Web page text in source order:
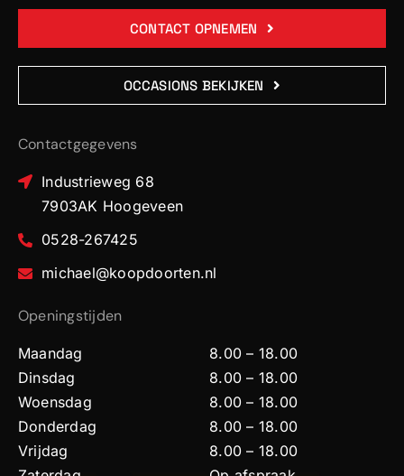
CONTACT OPNEMEN
OCCASIONS BEKIJKEN
Contactgegevens
Industrieweg 68
7903AK Hoogeveen
0528-267425
michael@koopdoorten.nl
Openingstijden
Maandag
Dinsdag
Woensdag
Donderdag
Vrijdag
8.00 – 18.00
8.00 – 18.00
8.00 – 18.00
8.00 – 18.00
8.00 – 18.00